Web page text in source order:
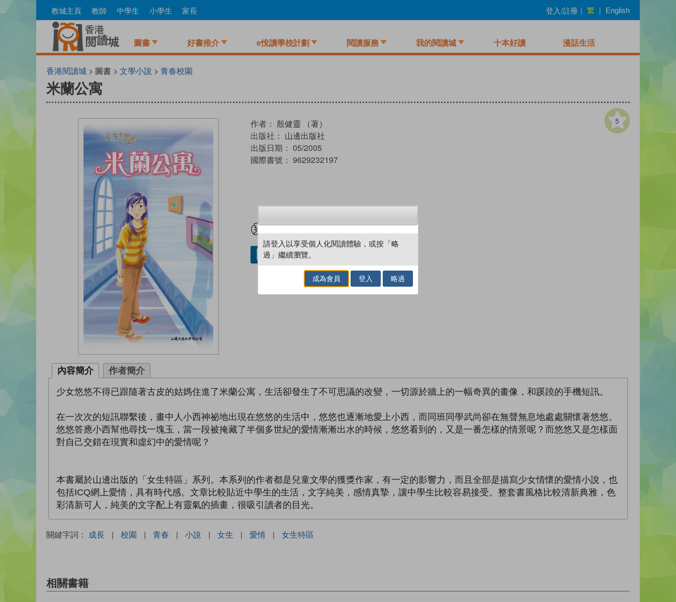
to
教城主頁 教師 中學生 小學生 家長 登入/註冊 | 繁 | English
圖書 好書推介 e悅讀學校計劃 閱讀服務 我的閱讀城 十本好讀 漫話生活
香港閱讀城 > 圖書 > 文學小說 > 青春校園
米蘭公寓
5
作者： 殷健靈 （著）
出版社： 山邊出版社
出版日期： 05/2005
國際書號： 9629232197
借閱實體書
內容簡介 作者簡介
少女悠悠不得已跟隨著古皮的姑媽住進了米蘭公寓，生活卻發生了不可思議的改變，一切源於牆上的一幅奇異的畫像，和蹊蹺的手機短訊。
在一次次的短訊聯繫後，畫中人小西神祕地出現在悠悠的生活中，悠悠也逐漸地愛上小西，而同班同學武尚卻在無聲無息地處處關懷著悠悠。
悠悠答應小西幫他尋找一塊玉，當一段被掩藏了半個多世紀的愛情漸漸出水的時候，悠悠看到的，又是一番怎樣的情景呢？而悠悠又是怎樣面
對自己交錯在現實和虛幻中的愛情呢？
本書屬於山邊出版的「女生特區」系列。本系列的作者都是兒童文學的獲獎作家，有一定的影響力，而且全部是描寫少女情懷的愛情小說，也
包括ICQ網上愛情，具有時代感。文章比較貼近中學生的生活，文字純美，感情真摯，讓中學生比較容易接受。整套書風格比較清新典雅，色
彩清新可人，純美的文字配上有靈氣的插畫，很吸引讀者的目光。
關鍵字詞： 成長 | 校園 | 青春 | 小說 | 女生 | 愛情 | 女生特區
相關書籍
請登入以享受個人化閱讀體驗，或按「略
過」繼續瀏覽。
成為會員 登入 略過